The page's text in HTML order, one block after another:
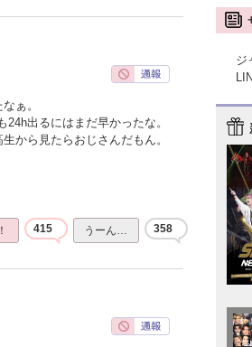
ぁ。
出るにはまだ早かったな。
から見たらおじさんだもん。
415 うーん… 358
ジ